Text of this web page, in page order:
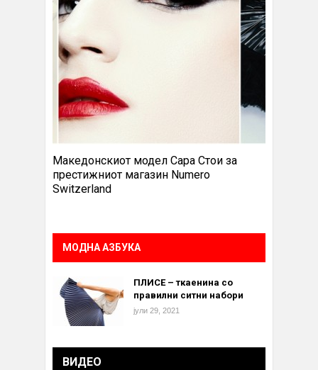
Македонскиот модел Сара Стои за
престижниот магазин Numero
Switzerland
МОДНА АЗБУКА
ПЛИСЕ – ткаенина со
правилни ситни набори
јули 29, 2021
ВИДЕО